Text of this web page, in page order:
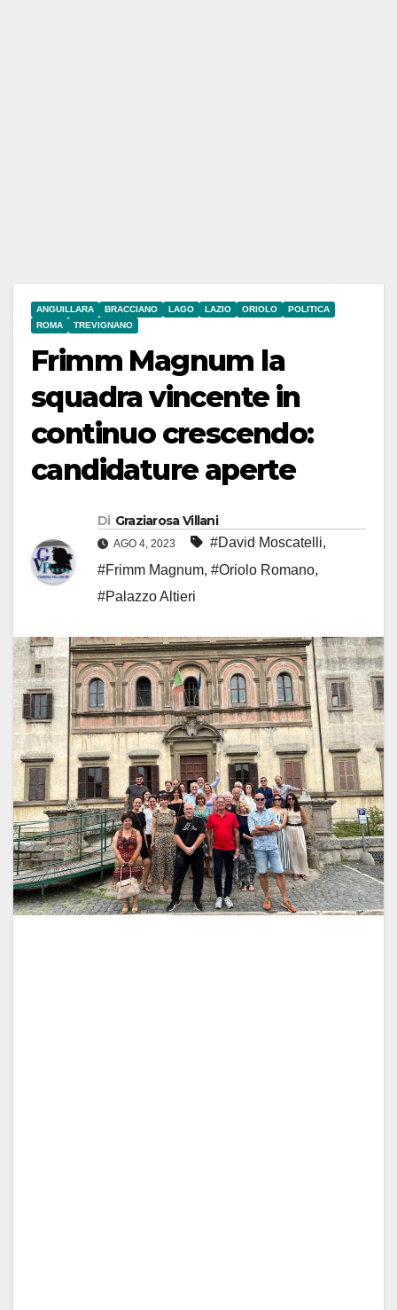
ANGUILLARA BRACCIANO LAGO LAZIO ORIOLO
POLITICA
ROMA
TREVIGNANO
Frimm Magnum la
squadra vincente in
continuo crescendo:
candidature aperte
Di Graziarosa Villani
AGO 4, 2023 #David Moscatelli,
#Frimm Magnum, #Oriolo Romano,
#Palazzo Altieri